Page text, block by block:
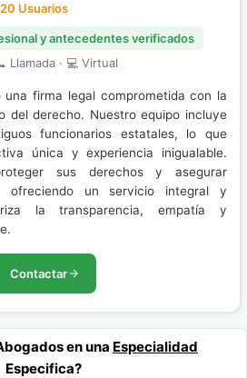
Usuarios
y antecedentes verificados
Llamada · 💻 Virtual
una firma legal comprometida con la
del derecho. Nuestro equipo incluye
funcionarios estatales, lo que
única y experiencia inigualable.
sus derechos y asegurar
ofreciendo un servicio integral y
la transparencia, empatía y
Contactar
en una Especialidad
Especifica?